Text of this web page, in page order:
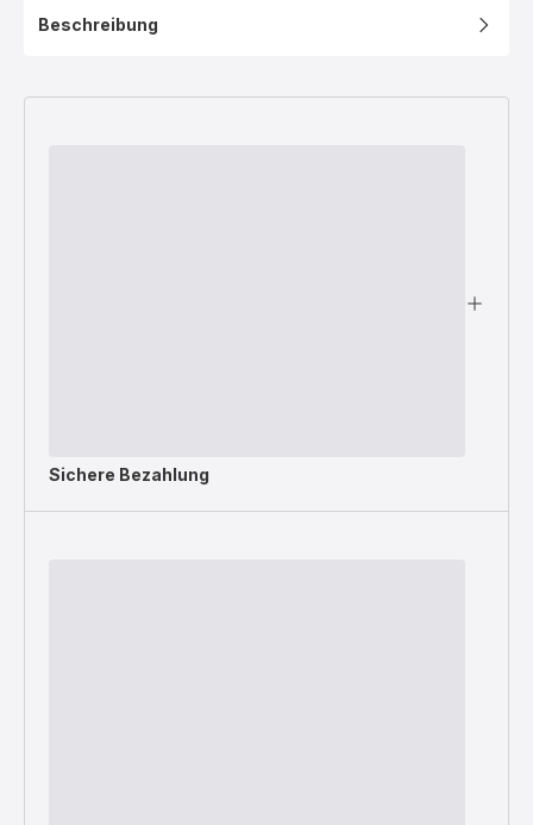
Beschreibung
Sichere Bezahlung